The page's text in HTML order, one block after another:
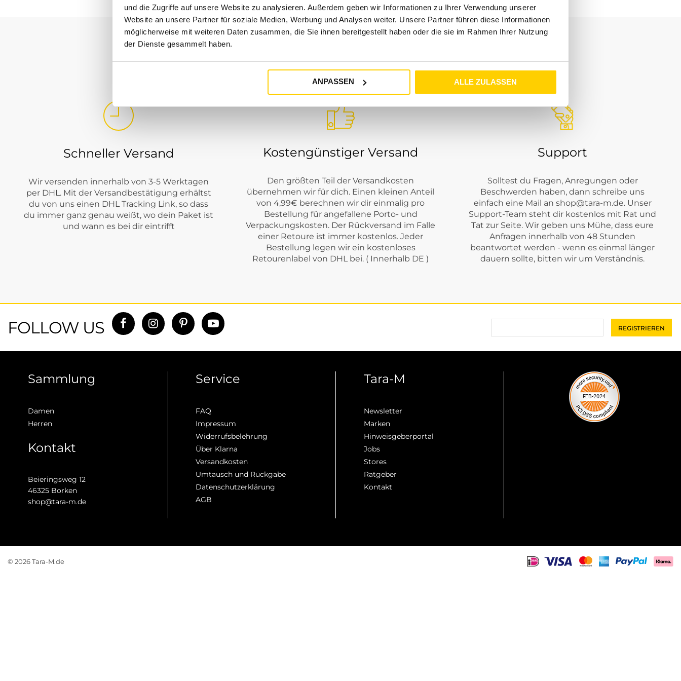
und die Zugriffe auf unsere Website zu analysieren. Außerdem geben wir Informationen zu Ihrer Verwendung unserer
Website an unsere Partner für soziale Medien, Werbung und Analysen weiter. Unsere Partner führen diese Informationen
möglicherweise mit weiteren Daten zusammen, die Sie ihnen bereitgestellt haben oder die sie im Rahmen Ihrer Nutzung
der Dienste gesammelt haben.
ANPASSEN ALLE ZULASSEN
Welche LERROS Kleidung findest du bei Tara-M?
Bei Tara-M steht LERROS für vielseitige Herrenmode mit unkompliziertem Casual-Charakter. Je nach Saison findest du Styles aus Bereichen wieShirts,Poloshirts
. Dadurch lässt sich LERROS sportlich, gepflegt, sommerlich oder entspannt stylen.
Shirts & Poloshirts
Büro-Casual, Stadt, gepflegte Freizeitlooks
Zur dunklen Jeans oder Hose tragen, offen über einem Shirt oder klassisch geschlossen.
Jacken & Westen
Übergang, Reise, Stadt, Outfit-Finish Als unkomplizierten Abschluss über Shirt, Hemd oder Strickteil tragen.
Street One Men
unkompliziert und modern,
UNSER SERVICE
Schneller Versand
Wir versenden innerhalb von 3-5 Werktagen
per DHL. Mit der Versandbestätigung erhältst
du von uns einen DHL Tracking Link, so dass
du immer ganz genau weißt, wo dein Paket ist
und wann es bei dir eintrifft
Kostengünstiger Versand
Den größten Teil der Versandkosten
übernehmen wir für dich. Einen kleinen Anteil
von 4,99€ berechnen wir dir einmalig pro
Bestellung für angefallene Porto- und
Verpackungskosten. Der Rückversand im Falle
einer Retoure ist immer kostenlos. Jeder
Bestellung legen wir ein kostenloses
Retourenlabel von DHL bei. ( Innerhalb DE )
Support
Solltest du Fragen, Anregungen oder
Beschwerden haben, dann schreibe uns
einfach eine Mail an shop@tara-m.de. Unser
Support-Team steht dir kostenlos mit Rat und
Tat zur Seite. Wir geben uns Mühe, dass eure
Anfragen innerhalb von 48 Stunden
beantwortet werden - wenn es einmal länger
dauern sollte, bitten wir um Verständnis.
FOLLOW US
Sammlung
Damen
Herren
Kontakt
Beieringsweg 12
46325 Borken
shop@tara-m.de
Service
FAQ
Impressum
Widerrufsbelehrung
Über Klarna
Versandkosten
Umtausch und Rückgabe
Datenschutzerklärung
AGB
Tara-M
Newsletter
Marken
Hinweisgeberportal
Jobs
Stores
Ratgeber
Kontakt
© 2026 Tara-M.de